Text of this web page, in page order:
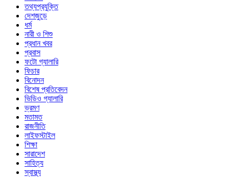
তথ্যপ্রযুক্তি
দেশজুড়ে
ধর্ম
নারী ও শিশু
প্রধান খবর
প্রবাস
ফটো গ্যালারি
ফিচার
বিনোদন
বিশেষ প্রতিবেদন
ভিডিও গ্যালারি
ভ্রমণ
মতামত
রাজনীতি
লাইফস্টাইল
শিক্ষা
সারাদেশ
সাহিত্য
স্বাস্থ্য